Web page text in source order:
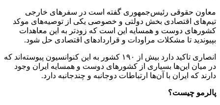
معاون حقوقی رئیس‌جمهوری گفته است در سفرهای خارجی
تیم‌های اقتصادی بخش دولتی و خصوصی یکی از توصیه‌های موکد
کشورهای دوست و همسایه این است که زودتر به این معاهدات
بپیوندید تا مشکلات مراودات و قراردادهای اقتصادی حل شود.
انصاری تاکید دارد بیش از ۱۹۰ کشور به این کنوانسیون پیوسته‌اند که
در میان این‌ها بسیاری از کشورهای دوست و همسایه ایران وجود
دارند که ایران با آن‌ها ارتباطات دوجانبه و چندجانبه دارد.
پالرمو چیست؟